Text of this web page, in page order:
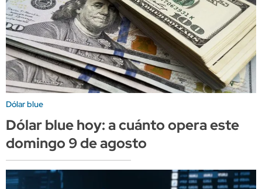
Dólar blue
Dólar blue hoy: a cuánto opera este
domingo 9 de agosto